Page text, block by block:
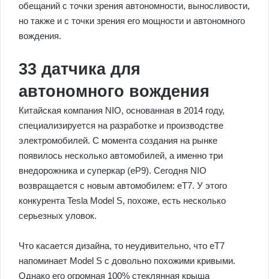
обещаний с точки зрения автономности, выносливости,
но также и с точки зрения его мощности и автономного
вождения.
33 датчика для
автономного вождения
Китайская компания NIO, основанная в 2014 году,
специализируется на разработке и производстве
электромобилей. С момента создания на рынке
появилось несколько автомобилей, а именно три
внедорожника и суперкар (eP9). Сегодня NIO
возвращается с новым автомобилем: eT7. У этого
конкурента Tesla Model S, похоже, есть несколько
серьезных уловок.
Что касается дизайна, то неудивительно, что eT7
напоминает Model S с довольно похожими кривыми.
Однако его огромная 100% стеклянная крыша